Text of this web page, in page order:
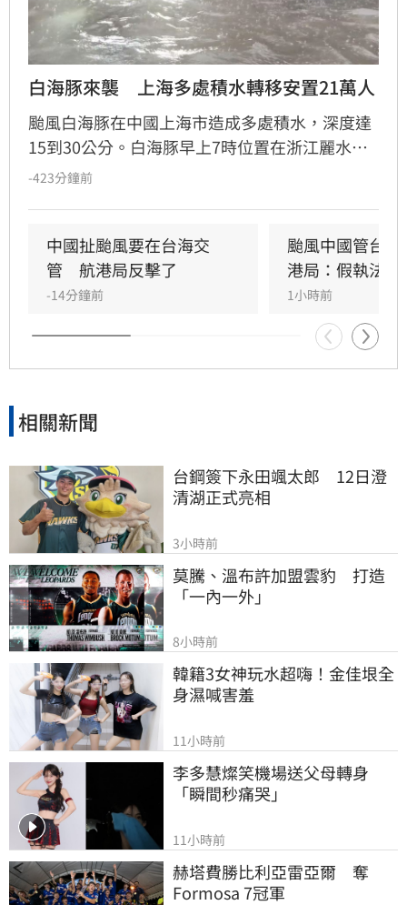
白海豚來襲　上海多處積水轉移安置21萬人
颱風白海豚在中國上海市造成多處積水，深度達
15到30公分。白海豚早上7時位置在浙江麗水，
預計往西北方向移動並逐漸減弱。
-423分鐘前
中國扯颱風要在台海交
管　航港局反擊了
-14分鐘前
颱風中國管台
港局：假執法
1小時前
相關新聞
台鋼簽下永田颯太郎　12日澄
清湖正式亮相
3小時前
莫騰、溫布許加盟雲豹　打造
「一內一外」
8小時前
韓籍3女神玩水超嗨！金佳垠全
身濕喊害羞
11小時前
李多慧燦笑機場送父母轉身
「瞬間秒痛哭」
11小時前
赫塔費勝比利亞雷亞爾　奪
Formosa 7冠軍